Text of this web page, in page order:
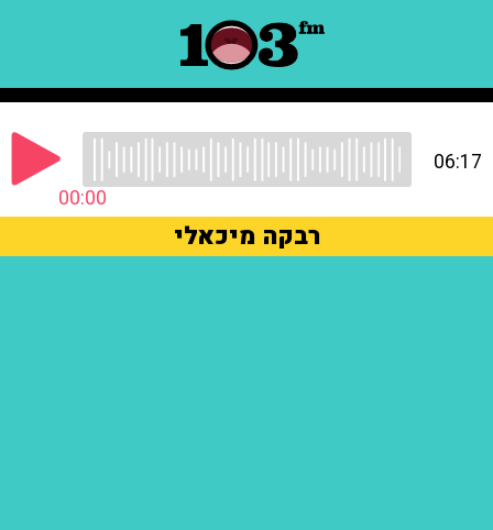
00:00
06:17
רבקה מיכאלי